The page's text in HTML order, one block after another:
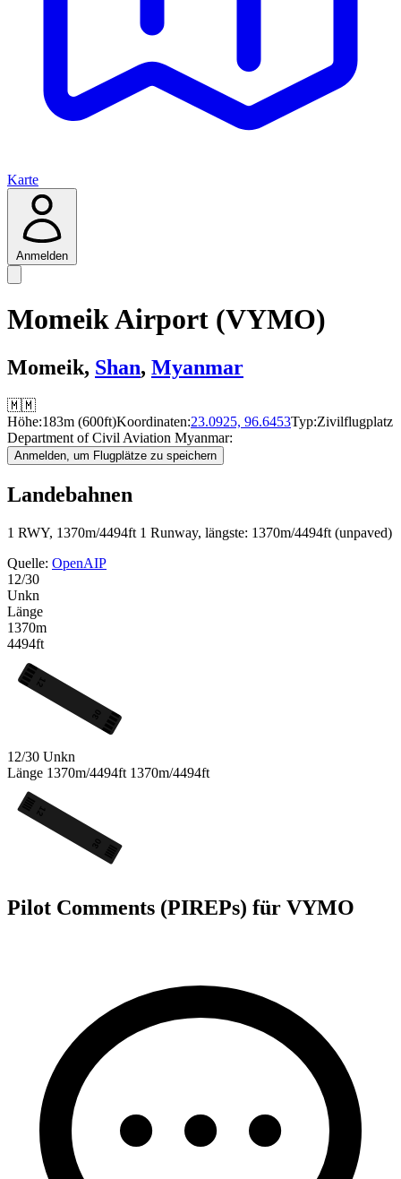
Karte
Anmelden
Momeik Airport (VYMO)
Momeik, Shan, Myanmar
🇲🇲
Höhe:183m (600ft)Koordinaten:23.0925, 96.6453Typ:Zivilflugplatz
Department of Civil Aviation Myanmar:
Anmelden, um Flugplätze zu speichern
Landebahnen
1 RWY, 1370m/4494ft 1 Runway, längste: 1370m/4494ft (unpaved)
Quelle: OpenAIP
12/30
Unkn
Länge
1370m
4494ft
30
12
12/30 Unkn
Länge 1370m/4494ft 1370m/4494ft
30
12
Pilot Comments (PIREPs) für VYMO